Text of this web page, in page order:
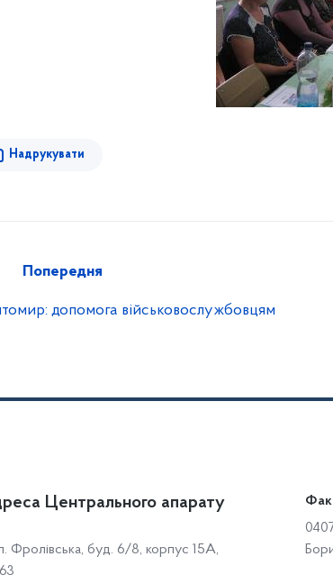
Надрукувати
Попередня
допомога військовослужбовцям
Громадянам
Доступ до публічної
Звіти щодо роботи із
Центрального апарату
Фролівська, буд. 6/8, корпус 15А,